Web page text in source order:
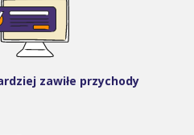
zawiłe przychody